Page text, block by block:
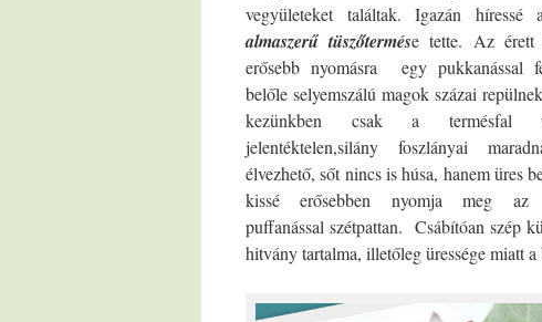
vegyületeket találtak. Igazán híressé
almaszerű tüszőtermése tette. Az érett
erősebb nyomásra egy pukkanással
belőle selyemszálú magok százai
kezünkben csak a termésfal
jelentéktelen,silány foszlányai
élvezhető, sőt nincs is húsa, hanem üres
kissé erősebben nyomja meg az
puffanással szétpattan. Csábítóan szép
hitvány tartalma, illetőleg üressége miatt